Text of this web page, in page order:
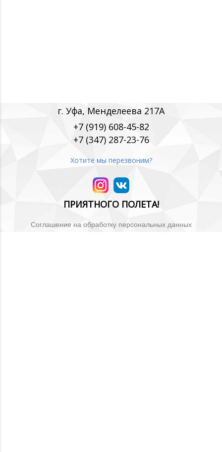
г. Уфа, Менделеева 217А
+7 (919) 608-45-82
+7 (347) 287-23-76
Хотите мы перезвоним?
ПРИЯТНОГО ПОЛЕТА!
Соглашение на обработку персональных данных